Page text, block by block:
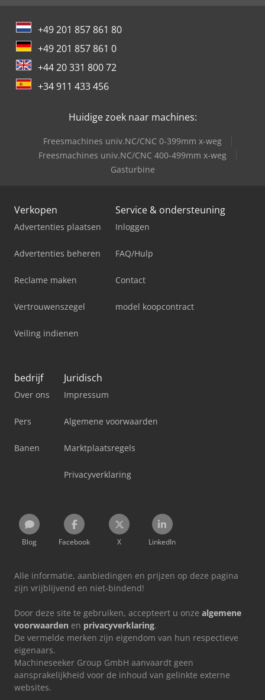
+49 201 857 861 80
+49 201 857 861 0
+44 20 331 800 72
+34 911 433 456
Huidige zoek naar machines:
Freesmachines univ.NC/CNC 0-399mm x-weg
Freesmachines univ.NC/CNC 400-499mm x-weg
Gasturbine
Verkopen
Advertenties plaatsen
Advertenties beheren
Reclame maken
Vertrouwenszegel
Veiling indienen
Service & ondersteuning
Inloggen
FAQ/Hulp
Contact
model koopcontract
bedrijf
Over ons
Pers
Banen
Juridisch
Impressum
Algemene voorwaarden
Marktplaatsregels
Privacyverklaring
Blog Facebook X LinkedIn
Alle informatie, aanbiedingen en prijzen op deze pagina
zijn vrijblijvend en niet-bindend!
Door deze site te gebruiken, accepteert u onze algemene
voorwaarden en privacyverklaring.
De vermelde merken zijn eigendom van hun respectieve
eigenaars.
Machineseeker Group GmbH aanvaardt geen
aansprakelijkheid voor de inhoud van gelinkte externe
websites.